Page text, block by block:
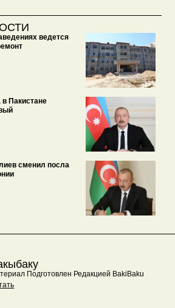
ведется
Пакистане
сменил посла
Подготовлен Редакцией BakiBaku